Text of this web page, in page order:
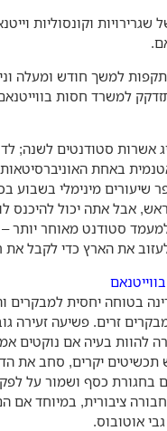
וקונסוליות
למשך חודש ומעלה וניתן
למשרד חסות בווייטנאם
סטודנטים לשנה;
באחת האוניברסיטאות,
מינימלי בשבוע בכדי
אתה יכול להיכנס
סטודנט מאוחר יותר –
את הארץ כדי לקבל את
בטוחה יחסית למבקרים
זרים. פשיעה זעירה
בעיה אם נוקטים
יקרים, סחב את
כסף ושמור על לפקוח
ציבורית, במיוחד אם הם